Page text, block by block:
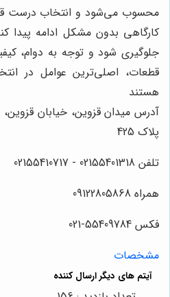
محسوب می‌شود و انتخاب درست
کارگاهی بدون مشکل ادامه پیدا
جلوگیری شود و توجه به دوام،
قطعات، اصلی‌ترین عوامل در
هستند
آدرس میدان قزوین، خیابان
پلاک 425
تلفن 02155401318 - 02155410717
همراه 09122805868
فکس 55409784-021
مشخصات